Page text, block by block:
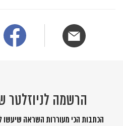
הרשמה לניוזלטר
הכתבות הכי מעוררות השראה